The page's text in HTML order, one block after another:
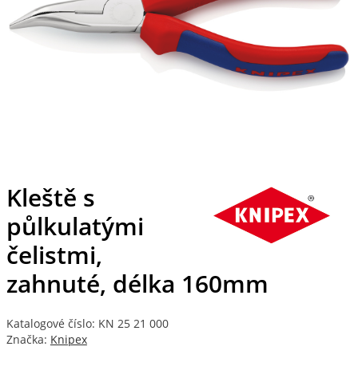
Kleště s
půlkulatými
čelistmi,
zahnuté, délka 160mm
Katalogové číslo: KN 25 21 000
Značka: Knipex